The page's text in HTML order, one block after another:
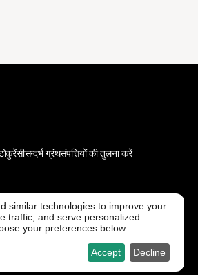
सन्दर्भ ग्रंथसंपत्तियों की तुलना करें
@ Freedx 2026
similar technologies to improve your
traffic, and serve personalized
your preferences below.
Decline
Accept